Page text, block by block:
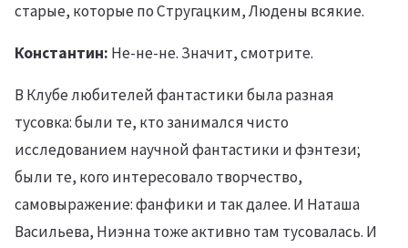
старые, которые по Стругацким, Людены всякие.
Константин: Не-не-не. Значит, смотрите.
В Клубе любителей фантастики была разная
тусовка: были те, кто занимался чисто
исследованием научной фантастики и фэнтези;
были те, кого интересовало творчество,
самовыражение: фанфики и так далее. И Наташа
Васильева, Ниэнна тоже активно там тусовалась. И